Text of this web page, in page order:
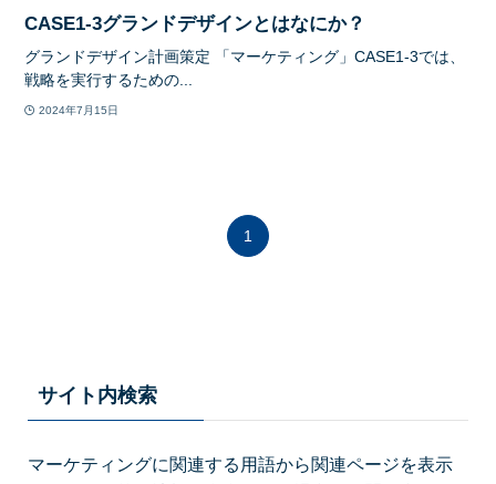
CASE1-3グランドデザインとはなにか？
グランドデザイン計画策定 「マーケティング」CASE1-3では、
戦略を実行するための...
2024年7月15日
1
サイト内検索
マーケティングに関連する用語から関連ページを表示